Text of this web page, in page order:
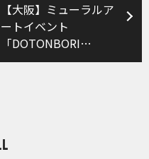
【大阪】ミューラルア
ートイベント
「DOTONBORI
STREET JAM（道頓堀